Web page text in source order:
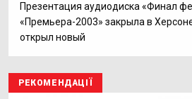
Презентация аудиодиска «Финал
«Премьера-2003» закрыла в
открыл новый
РЕКОМЕНДАЦІЇ